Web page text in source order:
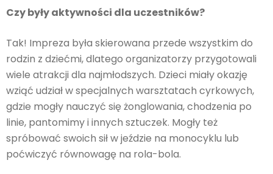
Czy były aktywności dla uczestników?
Tak! Impreza była skierowana przede wszystkim do
rodzin z dziećmi, dlatego organizatorzy przygotowali
wiele atrakcji dla najmłodszych. Dzieci miały okazję
wziąć udział w specjalnych warsztatach cyrkowych,
gdzie mogły nauczyć się żonglowania, chodzenia po
linie, pantomimy i innych sztuczek. Mogły też
spróbować swoich sił w jeździe na monocyklu lub
poćwiczyć równowagę na rola-bola.